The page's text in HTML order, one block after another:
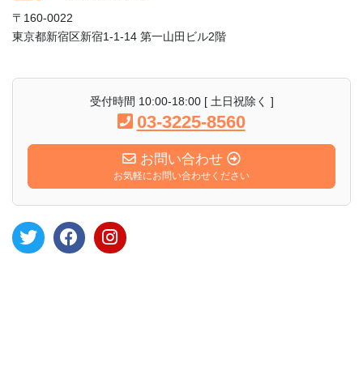
〒160-0022
東京都新宿区新宿1-1-14 第一山田ビル2階
受付時間 10:00-18:00 [ 土日祝除く ]
03-3225-8560
お問い合わせ
お気軽にお問い合わせください